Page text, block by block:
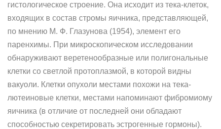
гистологическое строение. Она исходит из тека-клеток,
входящих в состав стромы яичника, представляющей,
по мнению М. Ф. Глазунова (1954), элемент его
паренхимы. При микроскопическом исследовании
обнаруживают веретенообразные или полигональные
клетки со светлой протоплазмой, в которой видны
вакуоли. Клетки опухоли местами похожи на тека-
лютеиновые клетки, местами напоминают фибромиому
яичника (в отличие от последней они обладают
способностью секретировать эстрогенные гормоны).